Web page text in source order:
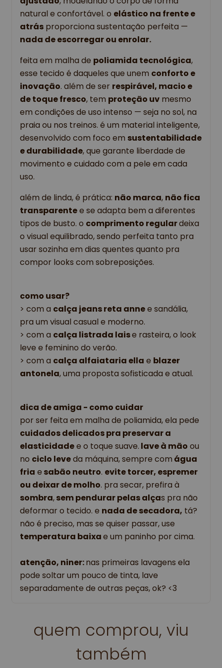
natural e confortável. o elástico na frente e
atrás
nada de escorregar ou enrolar.
feita em malha de poliamida tecnológica,
esse tecido é daqueles que unem conforto e
inovação. além de ser respirável, macio e
de toque fresco, tem proteção uv mesmo
em condições de uso intenso — seja no sol, na
praia ou nos treinos. é um material inteligente,
desenvolvido com foco em sustentabilidade
e durabilidade, que garante liberdade de
movimento e cuidado com a pele em cada
uso.
além de linda, é prática: não marca, não fica
transparente e se adapta bem a diferentes
tipos de busto. o comprimento regular deixa
o visual equilibrado, sendo perfeita tanto pra
usar sozinha em dias quentes quanto pra
compor looks com sobreposições.
como usar?
> com a calça jeans reta anne e sandália,
pra um visual casual e moderno.
> com a calça listrada lais e rasteira, o look
leve e feminino do verão.
> com a calça alfaiataria ella e blazer
antonela, uma proposta sofisticada e atual.
dica de amiga - como cuidar
por ser feita em malha de poliamida, ela pede
cuidados delicados pra preservar a
elasticidadee o toque suave. lave à mão ou
no ciclo leveda máquina, sempre com água
fria e sabão neutro. evite torcer, espremer
ou deixar de molho. pra secar, prefira à
sombra,sem pendurar pelas alças pra não
deformar o tecido. e nada de secadora, tá?
não é preciso, mas se quiser passar, use
temperatura baixae um paninho por cima.
atenção, niner:nas primeiras lavagens ela
pode soltar um pouco de tinta, lave
separadamente de outras peças, ok? <3
quem comprou, viu
também